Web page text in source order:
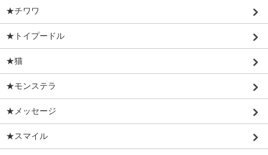
★チワワ
★トイプードル
★猫
★モンステラ
★メッセージ
★スマイル